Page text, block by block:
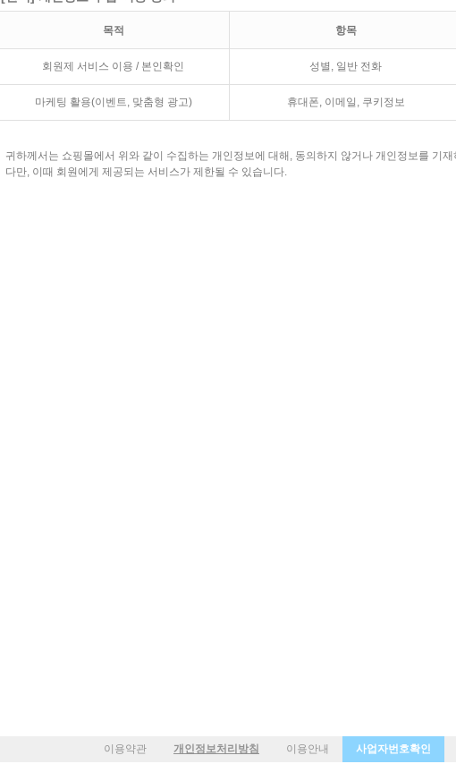
목적 항목
회원제 서비스 이용 / 본인확인 성별, 일반 전화
마케팅 활용(이벤트, 맞춤형 광고) 휴대폰, 이메일, 쿠키정보
귀하께서는 쇼핑몰에서 위와 같이 수집하는 개인정보에 대해, 동의하지 않거나 개인정보를 기
다만, 이때 회원에게 제공되는 서비스가 제한될 수 있습니다.
이용약관 개인정보처리방침 이용안내 사업자번호확인